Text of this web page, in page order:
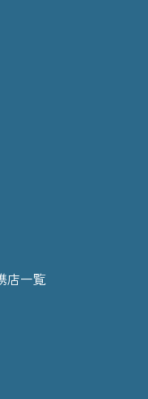
店一覧